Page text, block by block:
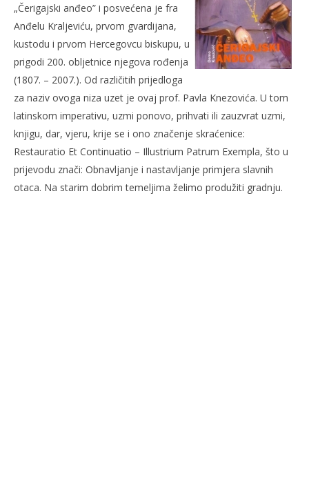
„Čerigajski anđeo” i posvećena je fra
Anđelu Kraljeviću, prvom gvardijana,
kustodu i prvom Hercegovcu biskupu, u
prigodi 200. obljetnice njegova rođenja
(1807. – 2007.). Od različitih prijedloga
za naziv ovoga niza uzet je ovaj prof. Pavla Knezovića. U tom
latinskom imperativu, uzmi ponovo, prihvati ili zauzvrat uzmi,
knjigu, dar, vjeru, krije se i ono značenje skraćenice:
Restauratio Et Continuatio – Illustrium Patrum Exempla, što u
prijevodu znači: Obnavljanje i nastavljanje primjera slavnih
otaca. Na starim dobrim temeljima želimo produžiti gradnju.